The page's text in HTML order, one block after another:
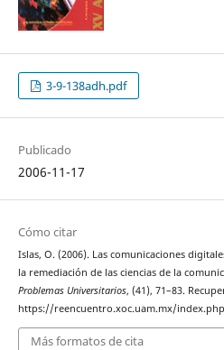
3-9-138adh.pdf
Publicado
2006-11-17
Cómo citar
Islas, O. (2006). Las comunicaciones
la remediación de las ciencias de la
Problemas Universitarios, (41), 71–83.
https://reencuentro.xoc.uam.mx/
Más formatos de cita